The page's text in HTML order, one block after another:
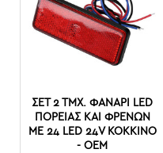
ΣΕΤ 2 ΤΜΧ. ΦΑΝΆΡΙ LED
ΠΟΡΕΊΑΣ ΚΑΙ ΦΡΈΝΩΝ
ΜΕ 24 LED 24V ΚΌΚΚΙΝΟ
- ΟΕΜ